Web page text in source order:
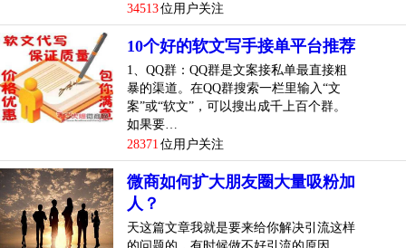
34513位用户关注
10个好的软文写手接单平台推荐
1、QQ群：QQ群是文案接私单最直接粗
暴的渠道。在QQ群搜索一栏里输入“文
案”或“软文”，可以搜出成千上百个群。
如果要…
28371 位用户关注
微商如何扩大朋友圈大量吸粉加
人？
天这篇文章我就是要来给你解决引流这样